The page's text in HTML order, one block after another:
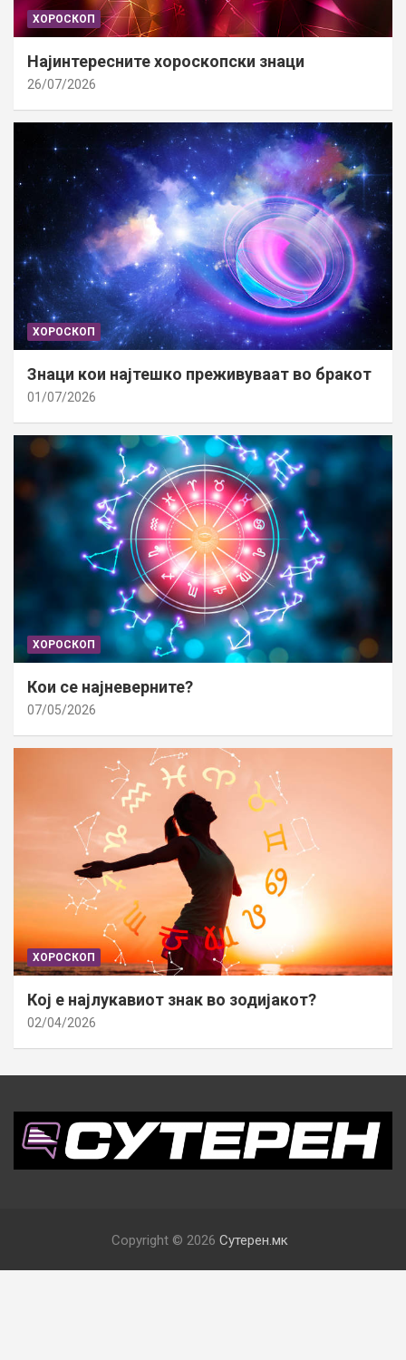
ХОРОСКОП
Најинтересните хороскопски знаци
26/07/2026
ХОРОСКОП
Знаци кои најтешко преживуваат во бракот
01/07/2026
ХОРОСКОП
Кои се најневерните?
07/05/2026
ХОРОСКОП
Кој е најлукавиот знак во зодијакот?
02/04/2026
Copyright © 2026 Сутерен.мк